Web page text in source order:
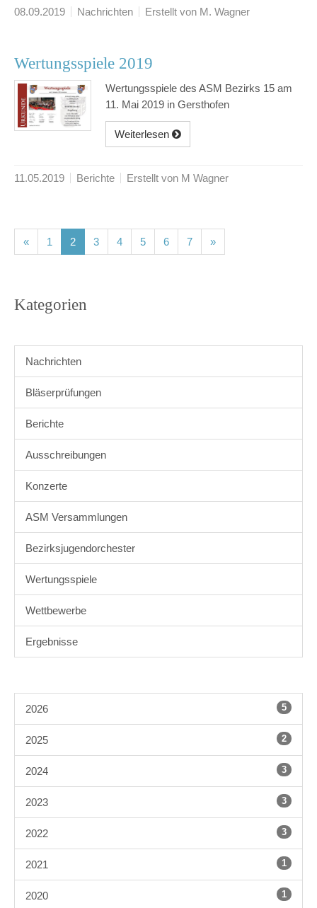
08.09.2019 Nachrichten Erstellt von M. Wagner
Wertungsspiele 2019
Wertungsspiele des ASM Bezirks 15 am
11. Mai 2019 in Gersthofen
Weiterlesen
11.05.2019 Berichte Erstellt von M Wagner
« 1 (current)
2(current)
3(current)
4(current)
5(current)
6(current)
7(current)
»
Kategorien
Nachrichten
Bläserprüfungen
Berichte
Ausschreibungen
Konzerte
ASM Versammlungen
Bezirksjugendorchester
Wertungsspiele
Wettbewerbe
Ergebnisse
2026 5
2025 2
2024 3
2023 3
2022 3
2021 1
2020 1